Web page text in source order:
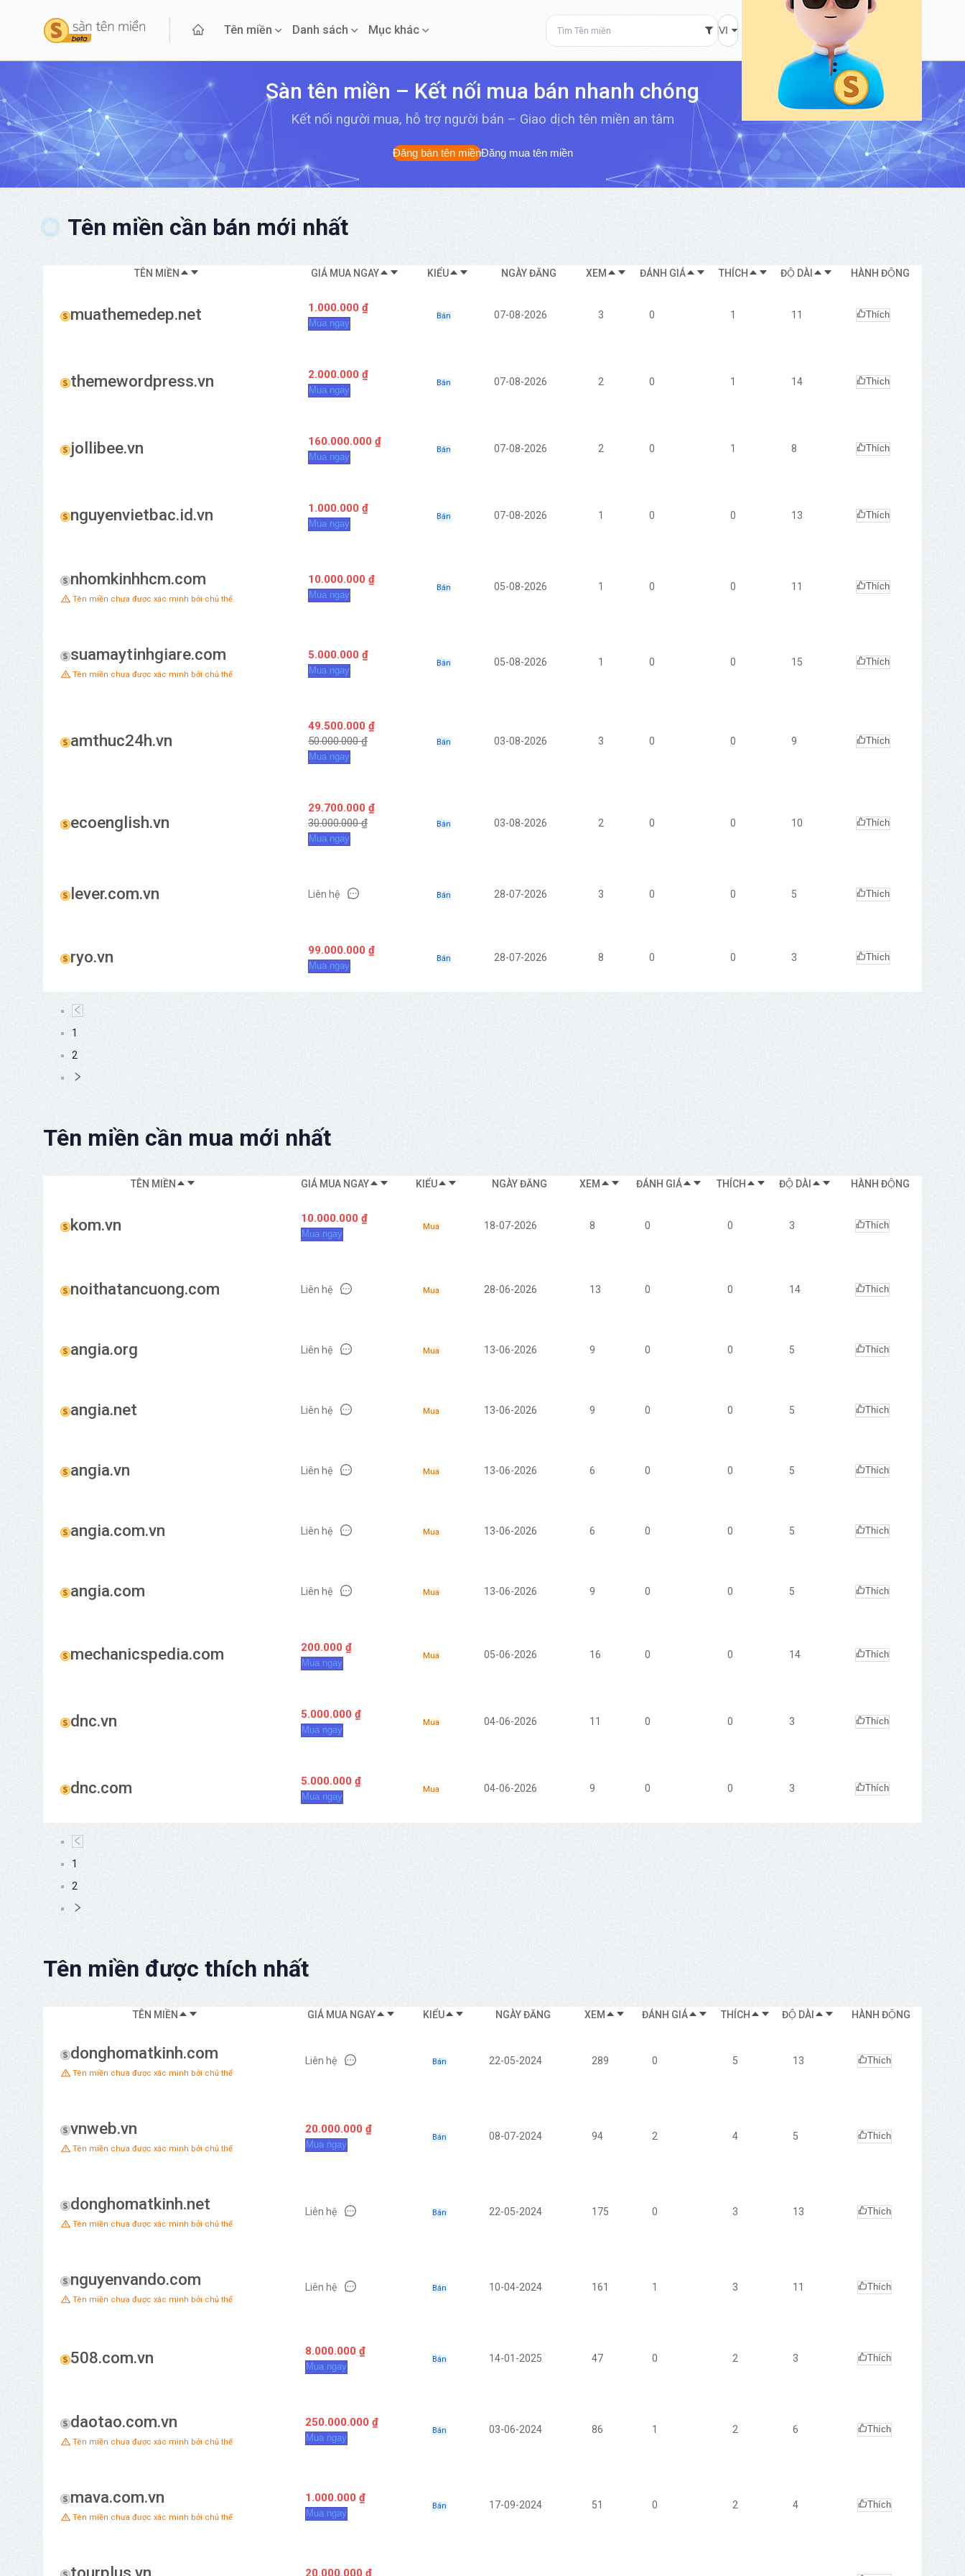
Tên miền Danh sách Mục khác VI
Sàn tên miền – Kết nối mua bán nhanh chóng
Kết nối người mua, hỗ trợ người bán – Giao dịch tên miền an tâm
Đăng bán tên miềnĐăng mua tên miền
Tên miền cần bán mới nhất
TÊN MIỀN GIÁ MUA NGAY KIỂU NGÀY ĐĂNG XEM ĐÁNH GIÁ THÍCH ĐỘ DÀI HÀNH ĐỘNG
muathemedep.net 1.000.000 ₫
Mua ngay
Bán 07-08-2026 3 0 1 11 Thích
themewordpress.vn 2.000.000 ₫
Mua ngay
Bán 07-08-2026 2 0 1 14 Thích
jollibee.vn 160.000.000 ₫
Mua ngay
Bán 07-08-2026 2 0 1 8 Thích
nguyenvietbac.id.vn 1.000.000 ₫
Mua ngay
Bán 07-08-2026 1 0 0 13 Thích
nhomkinhhcm.com
Tên miền chưa được xác minh bởi chủ thể
10.000.000 ₫
Mua ngay
Bán 05-08-2026 1 0 0 11 Thích
suamaytinhgiare.com
Tên miền chưa được xác minh bởi chủ thể
5.000.000 ₫
Mua ngay
Bán 05-08-2026 1 0 0 15 Thích
amthuc24h.vn
49.500.000 ₫
50.000.000 ₫
Mua ngay
Bán 03-08-2026 3 0 0 9 Thích
ecoenglish.vn
29.700.000 ₫
30.000.000 ₫
Mua ngay
Bán 03-08-2026 2 0 0 10 Thích
lever.com.vn Liên hệ Bán 28-07-2026 3 0 0 5 Thích
ryo.vn 99.000.000 ₫
Mua ngay
Bán 28-07-2026 8 0 0 3 Thích
1
2
Tên miền cần mua mới nhất
TÊN MIỀN GIÁ MUA NGAY KIỂU NGÀY ĐĂNG XEM ĐÁNH GIÁ THÍCH ĐỘ DÀI HÀNH ĐỘNG
kom.vn 10.000.000 ₫
Mua ngay
Mua 18-07-2026 8 0 0 3 Thích
noithatancuong.com Liên hệ Mua 28-06-2026 13 0 0 14 Thích
angia.org Liên hệ Mua 13-06-2026 9 0 0 5 Thích
angia.net Liên hệ Mua 13-06-2026 9 0 0 5 Thích
angia.vn Liên hệ Mua 13-06-2026 6 0 0 5 Thích
angia.com.vn Liên hệ Mua 13-06-2026 6 0 0 5 Thích
angia.com Liên hệ Mua 13-06-2026 9 0 0 5 Thích
mechanicspedia.com 200.000 ₫
Mua ngay
Mua 05-06-2026 16 0 0 14 Thích
dnc.vn 5.000.000 ₫
Mua ngay
Mua 04-06-2026 11 0 0 3 Thích
dnc.com 5.000.000 ₫
Mua ngay
Mua 04-06-2026 9 0 0 3 Thích
1
2
Tên miền được thích nhất
TÊN MIỀN GIÁ MUA NGAY KIỂU NGÀY ĐĂNG XEM ĐÁNH GIÁ THÍCH ĐỘ DÀI HÀNH ĐỘNG
donghomatkinh.com
Tên miền chưa được xác minh bởi chủ thể
Liên hệ Bán 22-05-2024 289 0 5 13 Thích
vnweb.vn
Tên miền chưa được xác minh bởi chủ thể
20.000.000 ₫
Mua ngay
Bán 08-07-2024 94 2 4 5 Thích
donghomatkinh.net
Tên miền chưa được xác minh bởi chủ thể
Liên hệ Bán 22-05-2024 175 0 3 13 Thích
nguyenvando.com
Tên miền chưa được xác minh bởi chủ thể
Liên hệ Bán 10-04-2024 161 1 3 11 Thích
508.com.vn 8.000.000 ₫
Mua ngay
Bán 14-01-2025 47 0 2 3 Thích
daotao.com.vn
Tên miền chưa được xác minh bởi chủ thể
250.000.000 ₫
Mua ngay
Bán 03-06-2024 86 1 2 6 Thích
mava.com.vn
Tên miền chưa được xác minh bởi chủ thể
1.000.000 ₫
Mua ngay
Bán 17-09-2024 51 0 2 4 Thích
tourplus.vn 20.000.000 ₫